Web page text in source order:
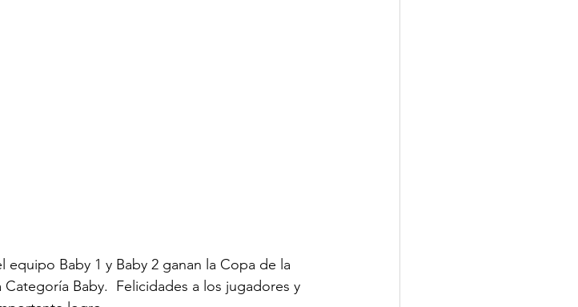
Baby 1 y Baby 2 ganan la Copa de la
Baby.  Felicidades a los jugadores y